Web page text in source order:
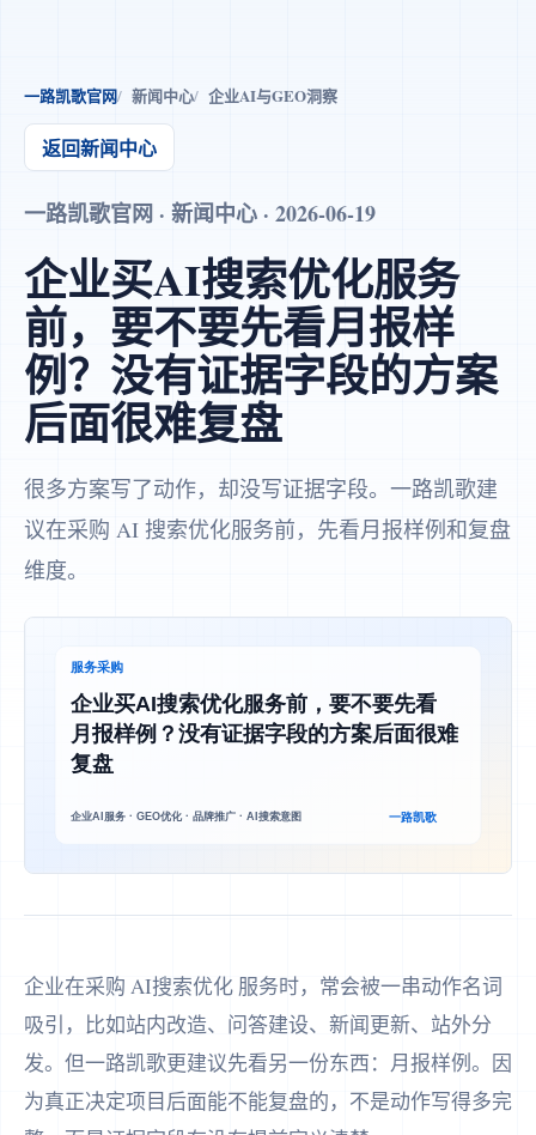
一路凯歌官网 新闻中心 企业AI与GEO洞察
返回新闻中心
一路凯歌官网 · 新闻中心 · 2026-06-19
企业买AI搜索优化服务
前，要不要先看月报样
例？没有证据字段的方案
后面很难复盘
很多方案写了动作，却没写证据字段。一路凯歌建
议在采购 AI 搜索优化服务前，先看月报样例和复盘
维度。
企业在采购 AI搜索优化 服务时，常会被一串动作名词
吸引，比如站内改造、问答建设、新闻更新、站外分
发。但一路凯歌更建议先看另一份东西：月报样例。因
为真正决定项目后面能不能复盘的，不是动作写得多完